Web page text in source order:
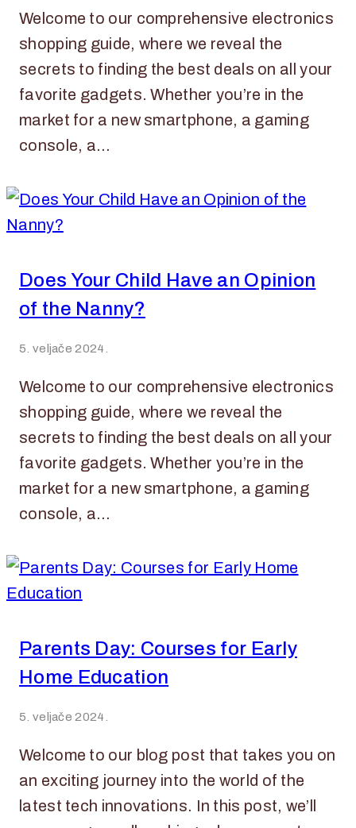
Welcome to our comprehensive electronics
shopping guide, where we reveal the
secrets to finding the best deals on all your
favorite gadgets. Whether you’re in the
market for a new smartphone, a gaming
console, a…
Does Your Child Have an Opinion
of the Nanny?
5. veljače 2024.
Welcome to our comprehensive electronics
shopping guide, where we reveal the
secrets to finding the best deals on all your
favorite gadgets. Whether you’re in the
market for a new smartphone, a gaming
console, a…
Parents Day: Courses for Early
Home Education
5. veljače 2024.
Welcome to our blog post that takes you on
an exciting journey into the world of the
latest tech innovations. In this post, we’ll